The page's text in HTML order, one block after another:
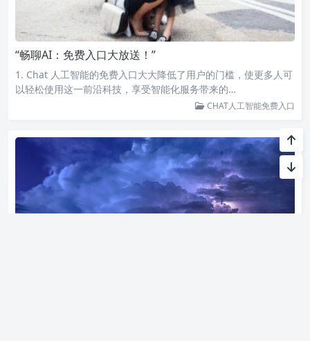
“畅聊AI：免费入口大放送！”
1. Chat 人工智能的免费入口大大降低了用户的门槛，使更多人可
以轻松使用这一前沿科技，享受智能化服务带来的…
CHAT人工智能免费入口